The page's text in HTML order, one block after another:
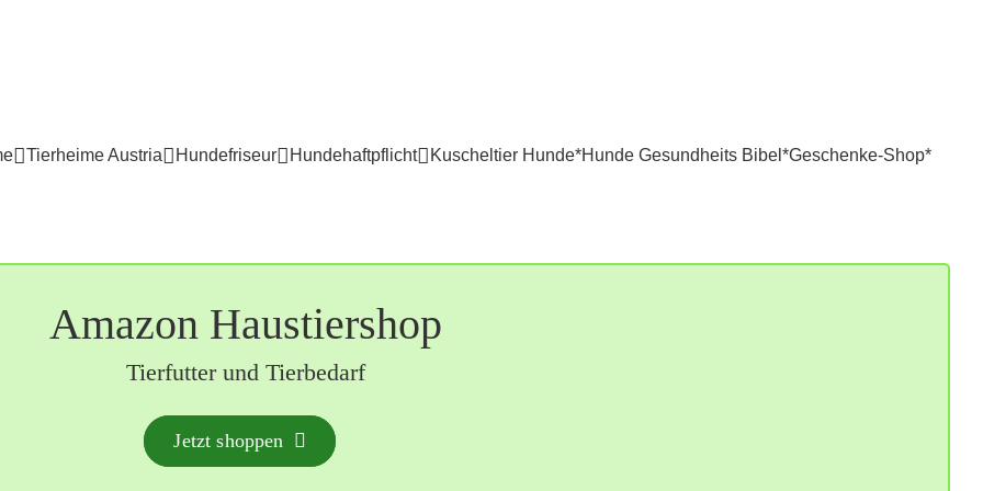
Tierheime Austria Hundefriseur Hundehaftpflicht Kuscheltier Hunde*Hunde Gesundheits Bibel*Geschenke-Shop*
Amazon Haustiershop
Tierfutter und Tierbedarf
Jetzt shoppen